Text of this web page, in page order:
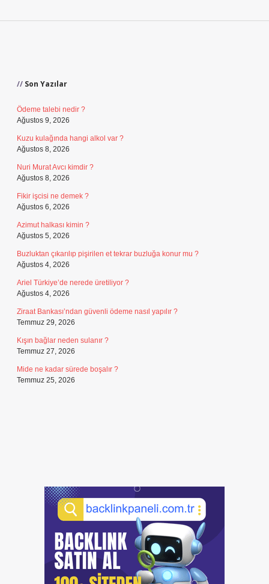
Son Yazılar
Ödeme talebi nedir ?
Ağustos 9, 2026
Kuzu kulağında hangi alkol var ?
Ağustos 8, 2026
Nuri Murat Avcı kimdir ?
Ağustos 8, 2026
Fikir işcisi ne demek ?
Ağustos 6, 2026
Azimut halkası kimin ?
Ağustos 5, 2026
Buzluktan çıkarılıp pişirilen et tekrar buzluğa konur mu ?
Ağustos 4, 2026
Ariel Türkiye’de nerede üretiliyor ?
Ağustos 4, 2026
Ziraat Bankası’ndan güvenli ödeme nasıl yapılır ?
Temmuz 29, 2026
Kışın bağlar neden sulanır ?
Temmuz 27, 2026
Mide ne kadar sürede boşalır ?
Temmuz 25, 2026